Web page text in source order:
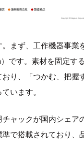
まず、工作機器事業
です。素材を固定す
り、「つかむ、把握
います。
ャックが国内シェア
で搭載されており、